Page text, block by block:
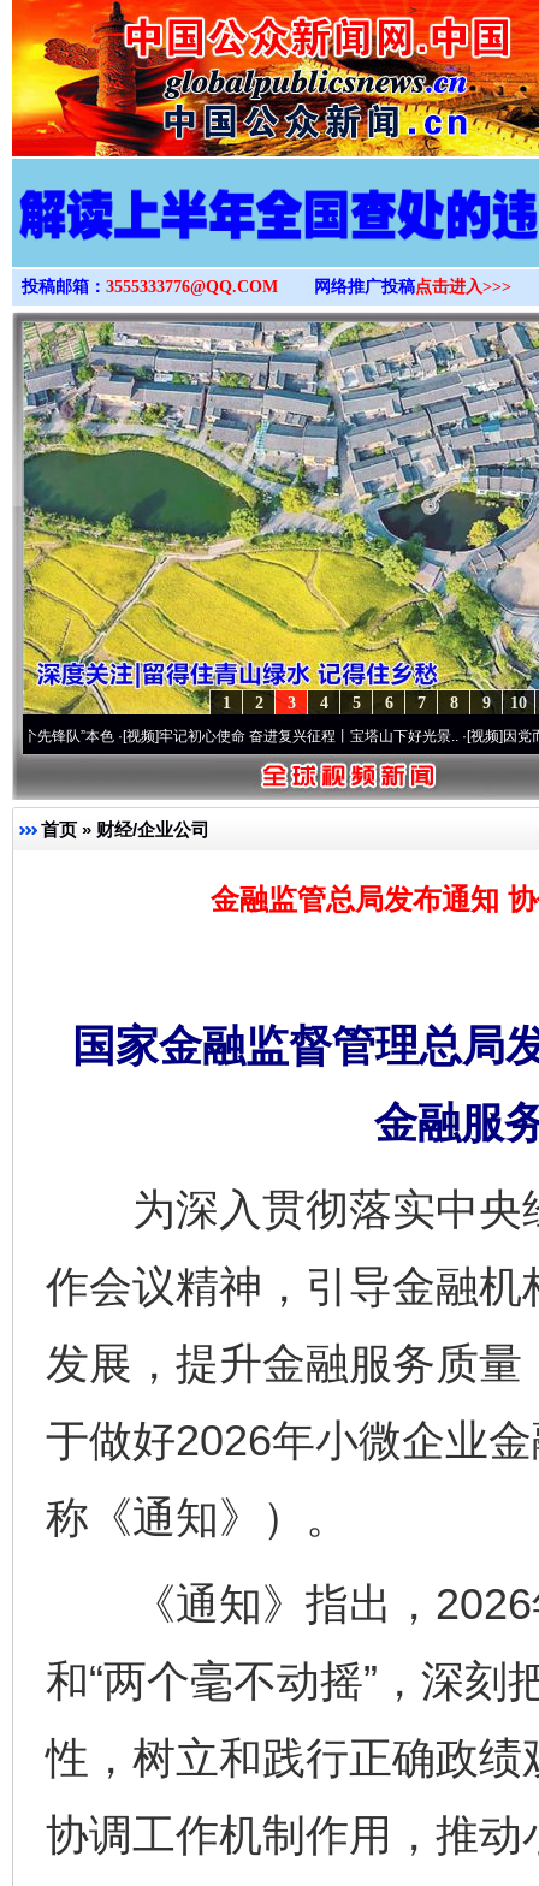
>
投稿邮箱： 3555333776@QQ.COM 网络推广投稿点击进入>>>
10
9
8
7
6
5
4
3
2
1
”本色·[视频]牢记初心使命 奋进复兴征程丨宝塔山下好光景..·[视频]因党而生 为党
首页 » 财经/企业公司
金融监管总局发布通知
国家金融监督管理总局
金融服
为深入贯彻落实中央
作会议精神，引导金融
发展，提升金融服务质
于做好2026年小微企业
称《通知》）。
《通知》指出，2026
和“两个毫不动摇”，深刻
性，树立和践行正确政
协调工作机制作用，推动